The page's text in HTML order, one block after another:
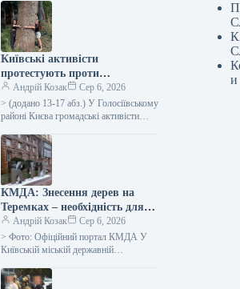
Київські активісти
протестують проти
будівництва тепломережі в
парку, вступаючи в сутички з
правоохоронцями.
Андрій Козак
Сер 6, 2026
> (додано 13-17 абз.) У Голосіївському
районі Києва громадські активісти
дерев у парковій зоні, що планується…
КМДА: Знесення дерев на
Теремках – необхідність для
прокладання теплотраси
Андрій Козак
Сер 6, 2026
> Фото: Офіційний портал КМДА У
Київській міській державній
роз’яснення щодо необхідності
и